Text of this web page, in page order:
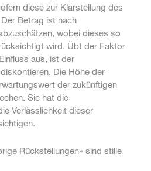
diese zur Klarstellung des
Betrag ist nach
wobei dieses so
wird. Übt der Faktor
aus, ist der
Die Höhe der
der zukünftigen
Sie hat die
Verlässlichkeit dieser
Rückstellungen» sind stille